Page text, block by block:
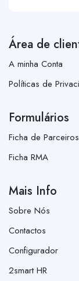
Área de
A minha Conta
Políticas de
Formulários
Ficha de Parceiros
Ficha RMA
Mais Info
Sobre Nós
Contactos
Configurador
2smart HR